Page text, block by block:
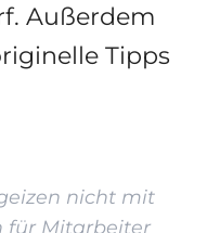
Außerdem
Tipps
nicht mit
für Mitarbeiter